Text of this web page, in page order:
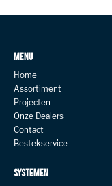
MENU
Home
Assortiment
Projecten
Onze Dealers
Contact
Bestekservice
SYSTEMEN